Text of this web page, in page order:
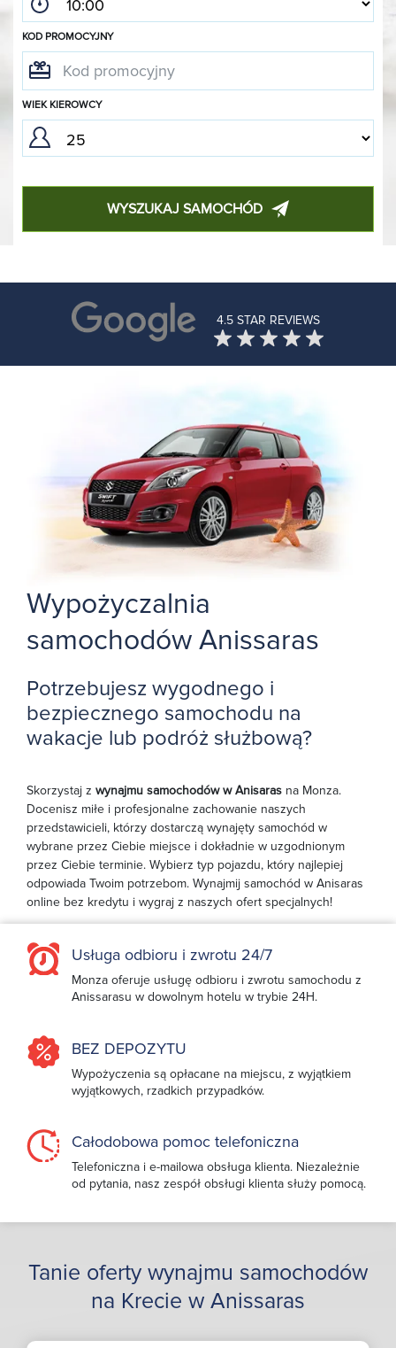
KOD PROMOCYJNY
WIEK KIEROWCY
WYSZUKAJ SAMOCHÓD
4.5 STAR REVIEWS
Wypożyczalnia
samochodów Anissaras
Potrzebujesz wygodnego i
bezpiecznego samochodu na
wakacje lub podróż służbową?
Skorzystaj z wynajmu samochodów w Anisaras na Monza.
Docenisz miłe i profesjonalne zachowanie naszych
przedstawicieli, którzy dostarczą wynajęty samochód w
wybrane przez Ciebie miejsce i dokładnie w uzgodnionym
przez Ciebie terminie. Wybierz typ pojazdu, który najlepiej
odpowiada Twoim potrzebom. Wynajmij samochód w Anisaras
online bez kredytu i wygraj z naszych ofert specjalnych!
Usługa odbioru i zwrotu 24/7
Monza oferuje usługę odbioru i zwrotu samochodu z
Anissarasu w dowolnym hotelu w trybie 24H.
BEZ DEPOZYTU
Wypożyczenia są opłacane na miejscu, z wyjątkiem
wyjątkowych, rzadkich przypadków.
Całodobowa pomoc telefoniczna
Telefoniczna i e-mailowa obsługa klienta. Niezależnie
od pytania, nasz zespół obsługi klienta służy pomocą.
Tanie oferty wynajmu samochodów
na Krecie w Anissaras